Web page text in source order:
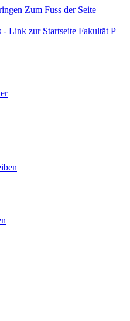
Zum Fuss der Seite
Fakultät P